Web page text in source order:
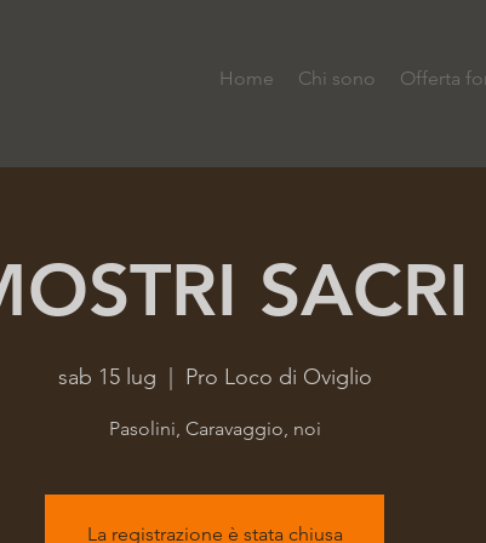
Home Chi sono Offerta
SACRI
sab 15 lug Pro Loco di Oviglio
Pasolini, Caravaggio, noi
La registrazione è stata chiusa